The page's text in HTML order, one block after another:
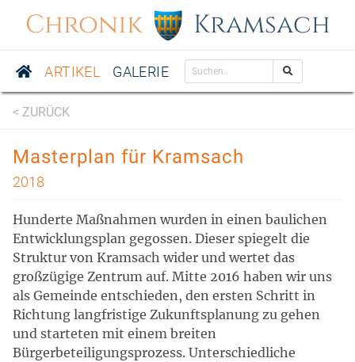
Chronik Kramsach
ARTIKEL GALERIE
< ZURÜCK
Masterplan für Kramsach
2018
Hunderte Maßnahmen wurden in einen baulichen
Entwicklungsplan gegossen. Dieser spiegelt die
Struktur von Kramsach wider und wertet das
großzügige Zentrum auf. Mitte 2016 haben wir uns
als Gemeinde entschieden, den ersten Schritt in
Richtung langfristige Zukunftsplanung zu gehen
und starteten mit einem breiten
Bürgerbeteiligungsprozess. Unterschiedliche